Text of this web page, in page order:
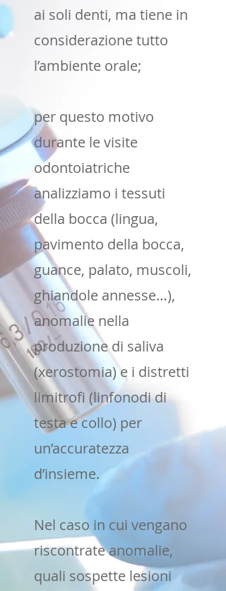
ai soli denti, ma tiene in
considerazione tutto
l’ambiente orale;
per questo motivo
durante le visite
odontoiatriche
analizziamo i tessuti
della bocca (lingua,
pavimento della bocca,
guance, palato, muscoli,
ghiandole annesse…),
anomalie nella
produzione di saliva
(xerostomia) e i distretti
limitrofi (linfonodi di
testa e collo) per
un’accuratezza
d’insieme.
Nel caso in cui vengano
riscontrate anomalie,
quali sospette lesioni